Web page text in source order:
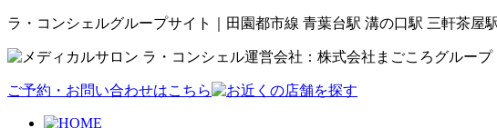
ラ・コンシェルグループサイト｜田園都市線 青葉台駅 溝の口駅 三軒茶屋
運営会社：株式会社まごころグルー
ご予約・お問い合わせはこちら